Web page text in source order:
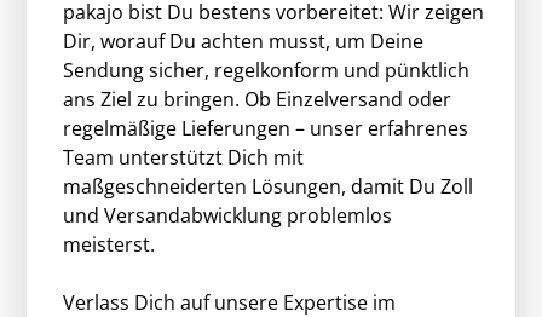
pakajo bist Du bestens vorbereitet: Wir zeigen
Dir, worauf Du achten musst, um Deine
Sendung sicher, regelkonform und pünktlich
ans Ziel zu bringen. Ob Einzelversand oder
regelmäßige Lieferungen – unser erfahrenes
Team unterstützt Dich mit
maßgeschneiderten Lösungen, damit Du Zoll
und Versandabwicklung problemlos
meisterst.
Verlass Dich auf unsere Expertise im